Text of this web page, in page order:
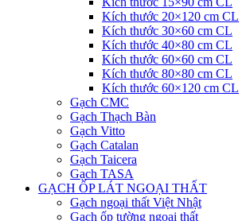
Kích thước 20×120 cm CL
Kích thước 30×60 cm CL
Kích thước 40×80 cm CL
Kích thước 60×60 cm CL
Kích thước 80×80 cm CL
Kích thước 60×120 cm CL
Gạch CMC
Gạch Thạch Bàn
Gạch Vitto
Gạch Catalan
Gạch Taicera
Gạch TASA
GẠCH ỐP LÁT NGOẠI THẤT
Gạch ngoại thất Việt Nhật
Gạch ốp tường ngoại thất